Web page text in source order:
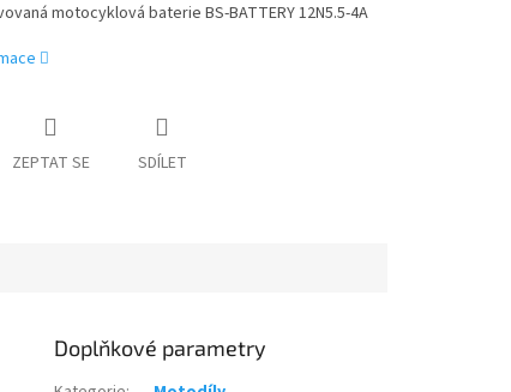
motocyklová baterie BS-BATTERY 12N5.5-4A
ZEPTAT SE SDÍLET
Doplňkové parametry